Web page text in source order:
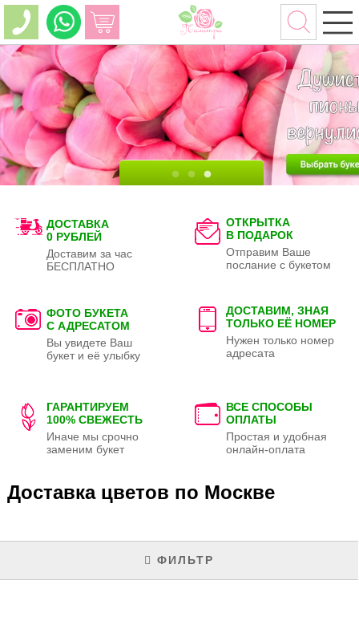
ДОСТАВКА
0 РУБЛЕЙ
Доставим за час
БЕСПЛАТНО
ОТКРЫТКА
В ПОДАРОК
Отправим Ваше
послание с букетом
ФОТО БУКЕТА
С АДРЕСАТОМ
Вы увидете Ваш
букет и её улыбку
ДОСТАВИМ, ЗНАЯ
ТОЛЬКО ЕЁ НОМЕР
Нужен только номер
адресата
ГАРАНТИРУЕМ
100% СВЕЖЕСТЬ
Иначе мы срочно
заменим букет
ВСЕ СПОСОБЫ
ОПЛАТЫ
Простая и удобная
онлайн-оплата
Доставка цветов по Москве
ФИЛЬТР